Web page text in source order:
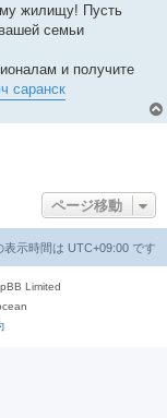
жилищу! Пусть
семьи
и получите
саранск
ページ移動
表示時間は UTC+09:00 です
Limited